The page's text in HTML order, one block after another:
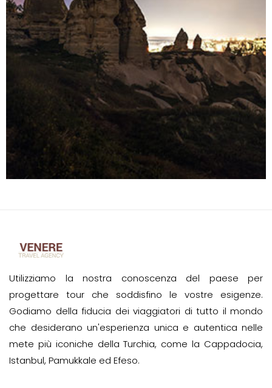
Utilizziamo la nostra conoscenza del paese per
progettare tour che soddisfino le vostre esigenze.
Godiamo della fiducia dei viaggiatori di tutto il mondo
che desiderano un'esperienza unica e autentica nelle
mete più iconiche della Turchia, come la Cappadocia,
Istanbul, Pamukkale ed Efeso.